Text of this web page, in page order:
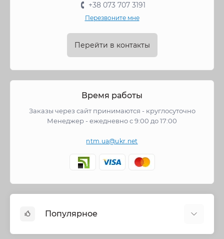
+38 073 707 3191
Перезвоните мне
Перейти в контакты
Время работы
Заказы через сайт принимаются - круглосуточно
Менеджер - ежедневно с 9:00 до 17:00
ntm.ua@ukr.net
Популярное